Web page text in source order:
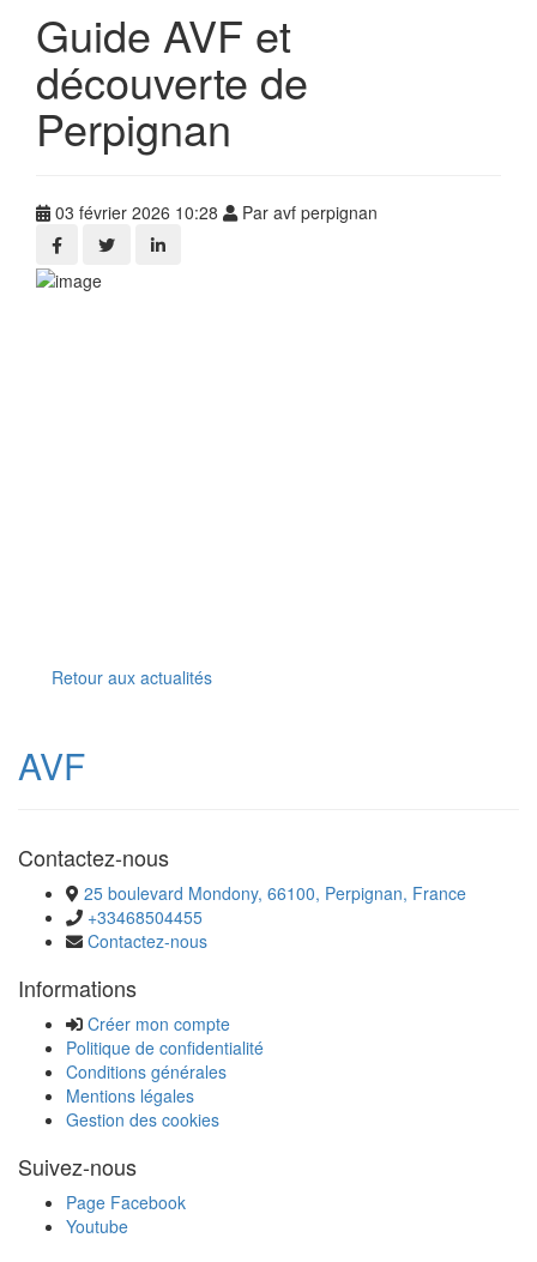
Guide AVF et
découverte de
Perpignan
03 février 2026 10:28 Par avf perpignan
Retour aux actualités
AVF
Contactez-nous
25 boulevard Mondony, 66100, Perpignan, France
+33468504455
Contactez-nous
Informations
Créer mon compte
Politique de confidentialité
Conditions générales
Mentions légales
Gestion des cookies
Suivez-nous
Page Facebook
Youtube